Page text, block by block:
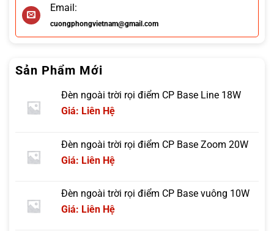
Email:
cuongphongvietnam@gmail.com
Sản Phẩm Mới
Đèn ngoài trời rọi điểm CP Base Line 18W
Giá: Liên Hệ
Đèn ngoài trời rọi điểm CP Base Zoom 20W
Giá: Liên Hệ
Đèn ngoài trời rọi điểm CP Base vuông 10W
Giá: Liên Hệ